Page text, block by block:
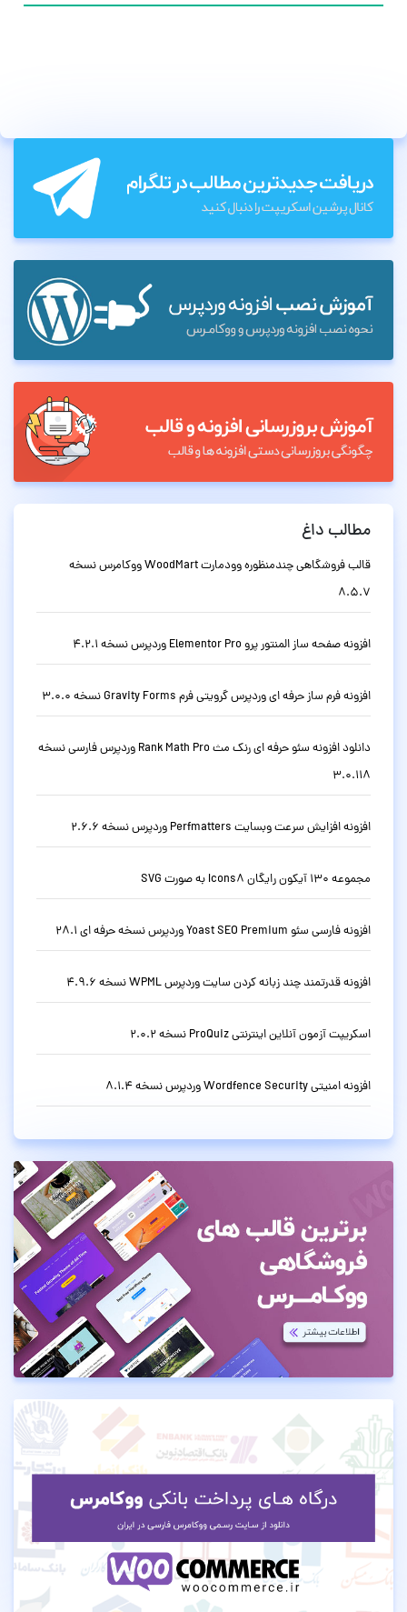
مطالب داغ
قالب فروشگاهی چندمنظوره وودمارت WoodMart ووکامرس نسخه
8.5.7
افزونه صفحه ساز المنتور پرو Elementor Pro وردپرس نسخه 4.2.1
افزونه فرم ساز حرفه ای وردپرس گرویتی فرم Gravity Forms نسخه 3.0.0
دانلود افزونه سئو حرفه ای رنک مث Rank Math Pro وردپرس فارسی نسخه
3.0.118
افزونه افزایش سرعت وبسایت Perfmatters وردپرس نسخه 2.6.6
مجموعه 130 آیکون رایگان Icons8 به صورت SVG
افزونه فارسی سئو Yoast SEO Premium وردپرس نسخه حرفه ای 28.1
افزونه قدرتمند چند زبانه کردن سایت وردپرس WPML نسخه 4.9.6
اسکریپت آزمون آنلاین اینترنتی ProQuiz نسخه 2.0.2
افزونه امنیتی Wordfence Security وردپرس نسخه 8.1.4